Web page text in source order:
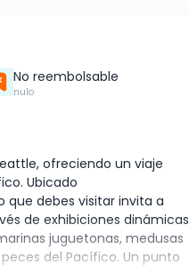
No reembolsable
nulo
ofreciendo un viaje
Ubicado
que debes visitar invita a
de exhibiciones dinámicas
juguetonas, medusas
del Pacífico. Un punto